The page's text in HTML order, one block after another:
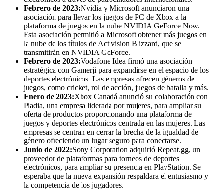
Febrero de 2023:Nvidia y Microsoft anunciaron una
asociación para llevar los juegos de PC de Xbox a la
plataforma de juegos en la nube NVIDIA GeForce Now.
Esta asociación permitió a Microsoft obtener más juegos en
la nube de los títulos de Activision Blizzard, que se
transmitirán en NVIDIA GeForce.
Febrero de 2023:Vodafone Idea firmó una asociación
estratégica con Gamerji para expandirse en el espacio de los
deportes electrónicos. Las empresas ofrecen géneros de
juegos, como cricket, rol de acción, juegos de batalla y más.
Enero de 2023:Xbox Canadá anunció su colaboración con
Piadia, una empresa liderada por mujeres, para ampliar su
oferta de productos proporcionando una plataforma de
juegos y deportes electrónicos centrada en las mujeres. Las
empresas se centran en cerrar la brecha de la igualdad de
género ofreciendo un lugar seguro para conectarse.
Junio ​​de 2022:Sony Corporation adquirió Repeat.gg, un
proveedor de plataformas para torneos de deportes
electrónicos, para ampliar su presencia en PlayStation. Se
esperaba que la nueva expansión respaldara el entusiasmo y
la competencia de los jugadores.